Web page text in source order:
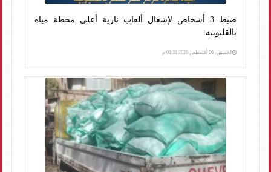
ضبط 3 أشخاص لإشعال ألعاب نارية أعلى محطة مياه
بالقليوبية
الخميس، 06 أغسطس 2026 01:31 م